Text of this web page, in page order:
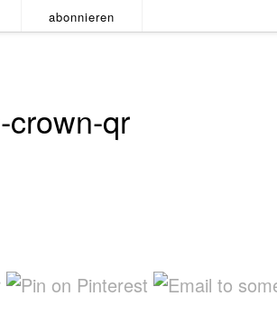
abonnieren
qr